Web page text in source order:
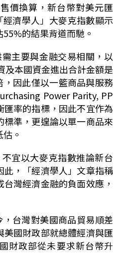
價換算，新台幣對美元匯
濟學人」大麥克指數顯示
的結果背道而馳。
主要與金融交易相關，以
及本國資金進出合計金額是
，因此僅以一籃商品與服務
Power Parity, PP
匯率的指標，因此不宜作為
準，更遑論以單一商品來
。
宜以大麥克指數推論新台
此，「經濟學人」文章指稱
灣經濟金融的負面效應，
台灣對美國商品貿易順差
國財政部就總體經濟與匯
財政部從未要求新台幣升